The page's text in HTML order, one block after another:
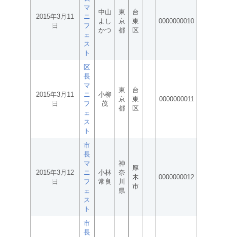
2015年3月11
日
マ
ニ
フ
ェ
ス
ト
中山
よし
かつ
東
京
都
台
東
区
0000000010
2015年3月11
日
区
長
マ
ニ
フ
ェ
ス
ト
小柳
茂
東
京
都
台
東
区
0000000011
2015年3月12
日
市
長
マ
ニ
フ
ェ
ス
ト
小林
常良
神
奈
川
県
厚
木
市
0000000012
市
長